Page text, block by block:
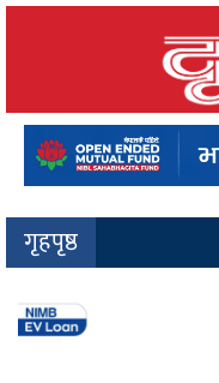
गृहपृष्ठ